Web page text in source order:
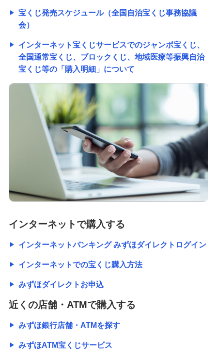
宝くじ発売スケジュール（全国自治宝くじ事務協議
会）
インターネット宝くじサービスでのジャンボ宝くじ、
全国通常宝くじ、ブロックくじ、地域医療等振興自治
宝くじ等の「購入明細」について
インターネットで購入する
インターネットバンキング みずほダイレクトログイン
インターネットでの宝くじ購入方法
みずほダイレクトお申込
近くの店舗・ATMで購入する
みずほ銀行店舗・ATMを探す
みずほATM宝くじサービス